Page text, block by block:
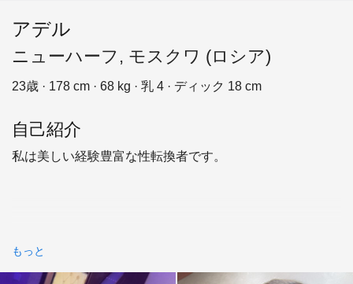
アデル
ニューハーフ, モスクワ (ロシア)
23歳 · 178 cm · 68 kg · 乳 4 · ディック 18 cm
自己紹介
私は美しい経験豊富な性転換者です。
もっと